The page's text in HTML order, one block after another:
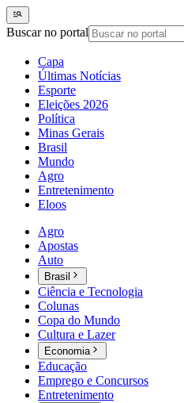
Buscar no portal
Capa
Últimas Notícias
Esporte
Eleições 2026
Política
Minas Gerais
Brasil
Mundo
Agro
Entretenimento
Eloos
Agro
Apostas
Auto
Brasil
Ciência e Tecnologia
Colunas
Copa do Mundo
Cultura e Lazer
Economia
Educação
Emprego e Concursos
Entretenimento